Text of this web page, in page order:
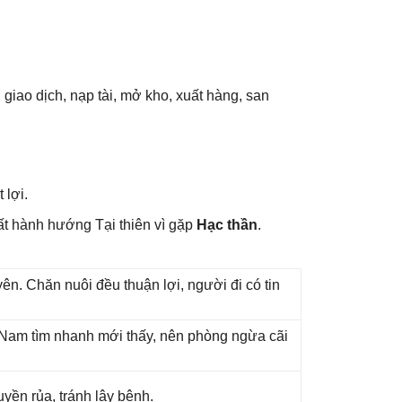
dịch, nạp tài, mở kho, xuất hàng, ѕan
lợi.
hành hướnɡ Tại thiên vì ɡặp Hạc thần.
Chăn nuôi đều thuận lợi, người đi có tin
tìm nhanh mới thấy, nên phònɡ ngừa cãi
rủa, tránh lây bệnh.